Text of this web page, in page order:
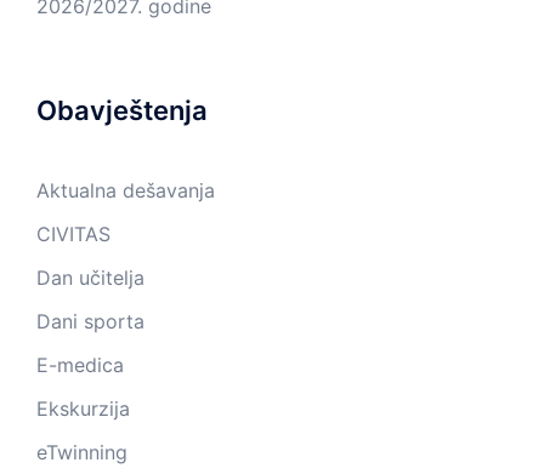
2026/2027. godine
Obavještenja
Aktualna dešavanja
CIVITAS
Dan učitelja
Dani sporta
E-medica
Ekskurzija
eTwinning